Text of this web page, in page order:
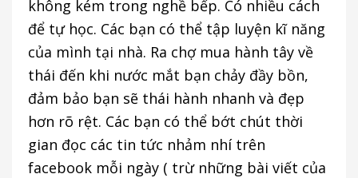
không kém trong nghề bếp. Có nhiều cách
để tự học. Các bạn có thể tập luyện kĩ năng
của mình tại nhà. Ra chợ mua hành tây về
thái đến khi nước mắt bạn chảy đầy bồn,
đảm bảo bạn sẽ thái hành nhanh và đẹp
hơn rõ rệt. Các bạn có thể bớt chút thời
gian đọc các tin tức nhảm nhí trên
facebook mỗi ngày ( trừ những bài viết của